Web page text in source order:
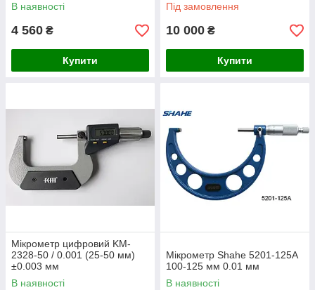
В наявності
4 560 ₴
Купити
Під замовлення
10 000 ₴
Купити
Мікрометр цифровий KM-
2328-50 / 0.001 (25-50 мм)
±0.003 мм
В наявності
Мікрометр Shahe 5201-125A
100-125 мм 0.01 мм
В наявності